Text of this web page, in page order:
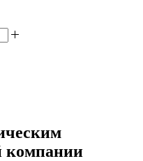
компании